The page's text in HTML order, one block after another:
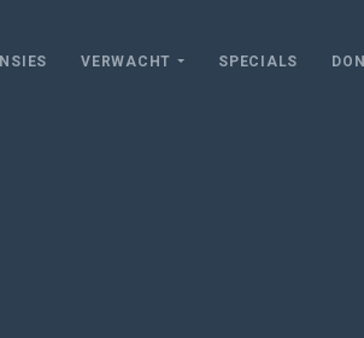
VERWACHT SPECIALS